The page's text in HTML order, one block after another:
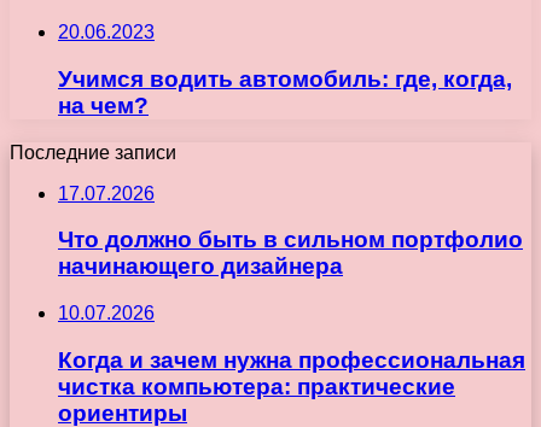
20.06.2023
Учимся водить автомобиль: где, когда,
на чем?
Последние записи
17.07.2026
Что должно быть в сильном портфолио
начинающего дизайнера
10.07.2026
Когда и зачем нужна профессиональная
чистка компьютера: практические
ориентиры